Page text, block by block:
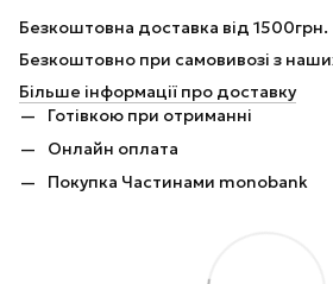
Безкоштовна доставка від 1500грн.
Безкоштовно при самовивозі з
Більше інформації про доставку
Готівкою при отриманні
Онлайн оплата
Покупка Частинами monobank